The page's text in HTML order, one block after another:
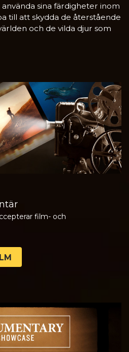
sina färdigheter inom
till att skydda de återstående
och de vilda djur som
film- och